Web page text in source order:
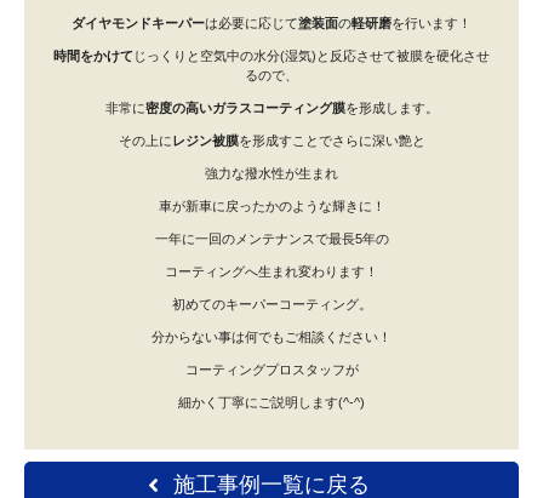
ダイヤモンドキーパーは必要に応じて塗装面の軽研磨を行います！
時間をかけて じっくりと空気中の水分(湿気)と反応させて被膜を硬化させ
るので、
非常に密度の高いガラスコーティング膜を形成します。
その上に レジン被膜を形成すことでさらに深い艶と
強力な撥水性が生まれ
車が新車に戻ったかのような輝きに！
一年に一回のメンテナンスで最長5年の
コーティングへ生まれ変わります！
初めてのキーパーコーティング。
分からない事は何でもご相談ください！
コーティングプロスタッフが
細かく丁寧にご説明します(^-^)
施工事例一覧に戻る